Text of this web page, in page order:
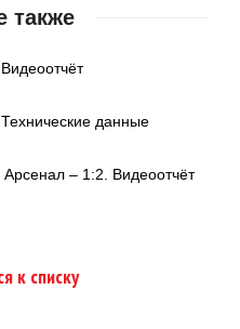
также
данные
– 1:2. Видеоотчёт
к списку